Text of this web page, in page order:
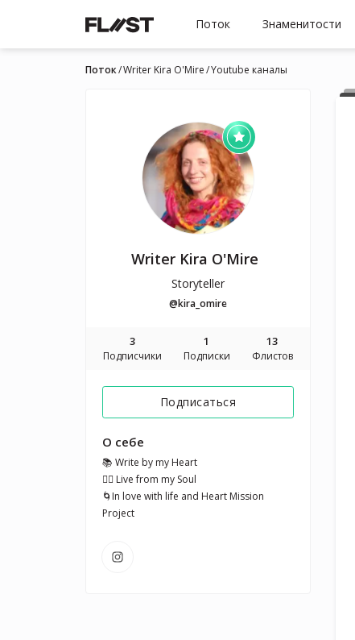
Поток Знаменитости
Поток Writer Kira O'Mire Youtube каналы
Writer Kira O'Mire
Storyteller
@kira_omire
3
Подписчики
1
Подписки
13
Флистов
Подписаться
О себе
📚 Write by my Heart
🧘‍♀️ Live from my Soul
🌀In love with life and Heart Mission
Project